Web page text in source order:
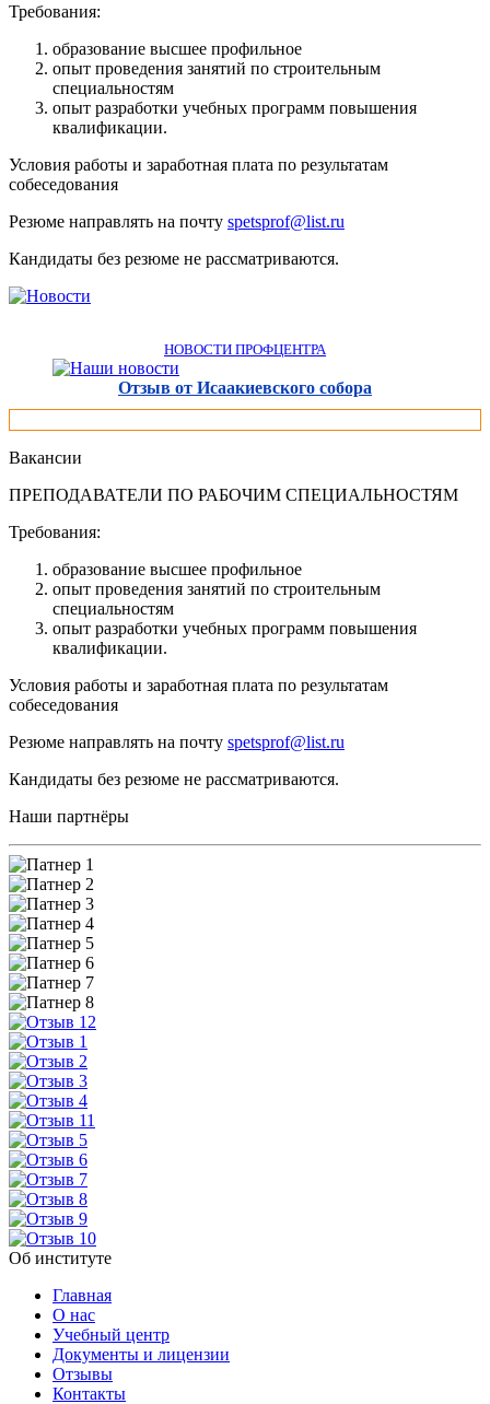
Требования:
образование высшее профильное
опыт проведения занятий по строительным
специальностям
опыт разработки учебных программ повышения
квалификации.
Условия работы и заработная плата по результатам
собеседования
Резюме направлять на почту spetsprof@list.ru
Кандидаты без резюме не рассматриваются.
НОВОСТИ ПРОФЦЕНТРА
Отзыв от Исаакиевского собора
Вакансии
ПРЕПОДАВАТЕЛИ ПО РАБОЧИМ СПЕЦИАЛЬНОСТЯМ
Требования:
образование высшее профильное
опыт проведения занятий по строительным
специальностям
опыт разработки учебных программ повышения
квалификации.
Условия работы и заработная плата по результатам
собеседования
Резюме направлять на почту spetsprof@list.ru
Кандидаты без резюме не рассматриваются.
Наши партнёры
Об институте
Главная
О нас
Учебный центр
Документы и лицензии
Отзывы
Контакты